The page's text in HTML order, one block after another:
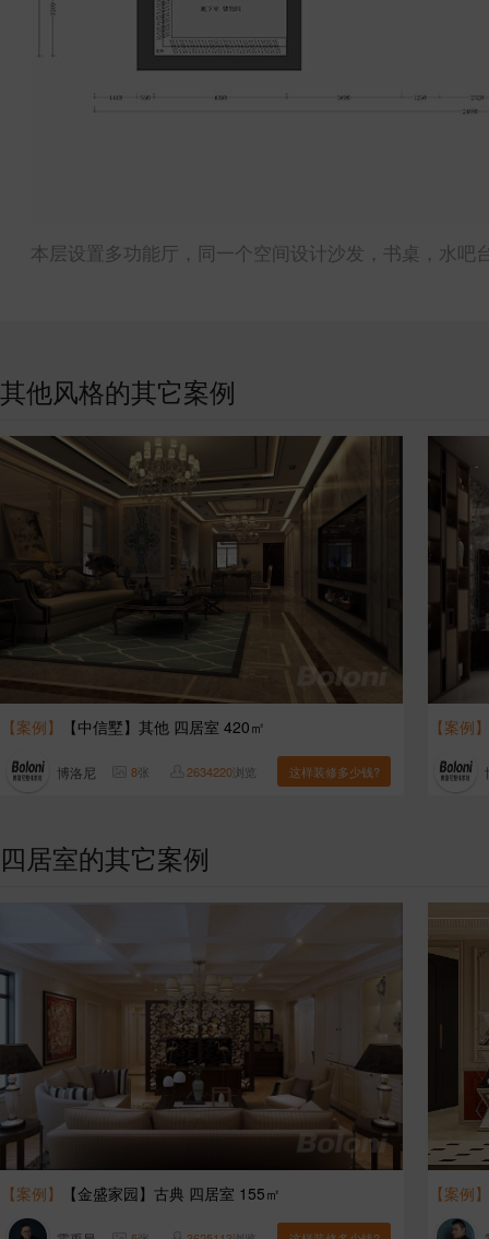
本层设置多功能厅，同一个空间设计沙发，书桌，水吧
其他风格的其它案例
【案例】 【中信墅】其他 四居室 420㎡
博洛尼 8张 2634220浏览 这样装修多少钱?
【案例】
四居室的其它案例
【案例】 【金盛家园】古典 四居室 155㎡ 【案例】